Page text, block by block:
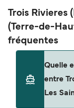
Trois Rivieres
(Terre-de-
fréquentes
Quelle
entre
Les